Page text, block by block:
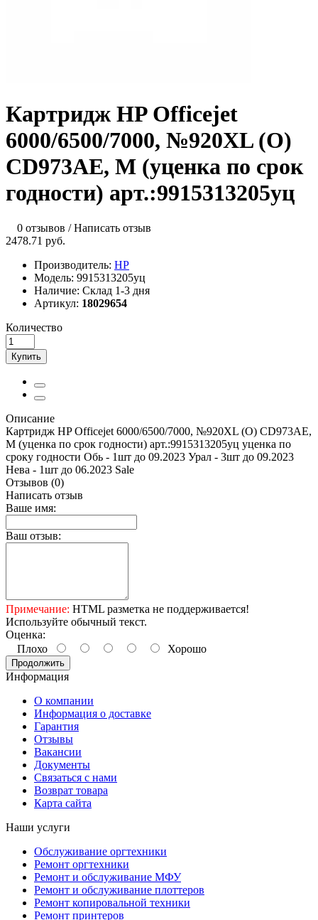
Картридж HP Officejet
6000/6500/7000, №920XL (O)
CD973AE, M (уценка по срок
годности) арт.:9915313205уц
0 отзывов /Написать отзыв
2478.71 руб.
Производитель: HP
Модель: 9915313205уц
Наличие: Склад 1-3 дня
Артикул: 18029654
Количество
Купить
Описание
Картридж HP Officejet 6000/6500/7000, №920XL (O) CD973AE,
M (уценка по срок годности) арт.:9915313205уц уценка по
сроку годности Обь - 1шт до 09.2023 Урал - 3шт до 09.2023
Нева - 1шт до 06.2023 Sale
Отзывов (0)
Написать отзыв
Ваше имя:
Ваш отзыв:
Примечание: HTML разметка не поддерживается!
Используйте обычный текст.
Оценка:
Плохо
Хорошо
Продолжить
Информация
О компании
Информация о доставке
Гарантия
Отзывы
Вакансии
Документы
Связаться с нами
Возврат товара
Карта сайта
Наши услуги
Обслуживание оргтехники
Ремонт оргтехники
Ремонт и обслуживание МФУ
Ремонт и обслуживание плоттеров
Ремонт копировальной техники
Ремонт принтеров